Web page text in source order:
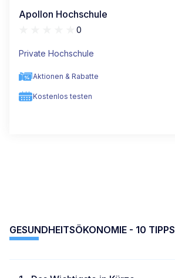
Apollon Hochschule
0
Private Hochschule
Aktionen & Rabatte
Kostenlos testen
GESUNDHEITSÖKONOMIE - 10 TIPPS